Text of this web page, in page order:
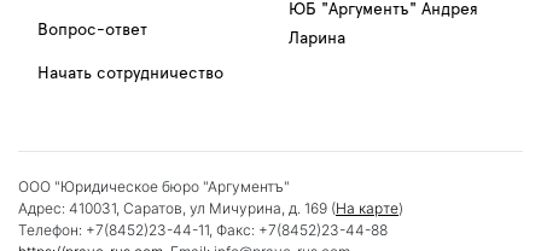
Вопрос-ответ
Начать сотрудничество
ЮБ "Аргументъ" Андрея
Ларина
ООО "Юридическое бюро "Аргументъ"
Адрес: 410031, Саратов, ул Мичурина, д. 169 (На карте)
Телефон: +7(8452)23-44-11, Факс: +7(8452)23-44-88